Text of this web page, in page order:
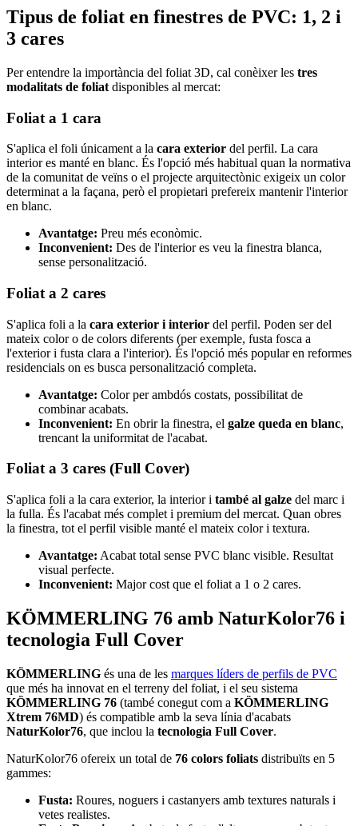
Tipus de foliat en finestres de PVC: 1, 2 i
3 cares
Per entendre la importància del foliat 3D, cal conèixer les tres
modalitats de foliat disponibles al mercat:
Foliat a 1 cara
S'aplica el foli únicament a la cara exterior del perfil. La cara
interior es manté en blanc. És l'opció més habitual quan la normativa
de la comunitat de veïns o el projecte arquitectònic exigeix un color
determinat a la façana, però el propietari prefereix mantenir l'interior
en blanc.
Avantatge: Preu més econòmic.
Inconvenient: Des de l'interior es veu la finestra blanca,
sense personalització.
Foliat a 2 cares
S'aplica foli a la cara exterior i interior del perfil. Poden ser del
mateix color o de colors diferents (per exemple, fusta fosca a
l'exterior i fusta clara a l'interior). És l'opció més popular en reformes
residencials on es busca personalització completa.
Avantatge: Color per ambdós costats, possibilitat de
combinar acabats.
Inconvenient: En obrir la finestra, el galze queda en blanc,
trencant la uniformitat de l'acabat.
Foliat a 3 cares (Full Cover)
S'aplica foli a la cara exterior, la interior i també al galze del marc i
la fulla. És l'acabat més complet i premium del mercat. Quan obres
la finestra, tot el perfil visible manté el mateix color i textura.
Avantatge: Acabat total sense PVC blanc visible. Resultat
visual perfecte.
Inconvenient: Major cost que el foliat a 1 o 2 cares.
KÖMMERLING 76 amb NaturKolor76 i
tecnologia Full Cover
KÖMMERLING és una de les marques líders de perfils de PVC
que més ha innovat en el terreny del foliat, i el seu sistema
KÖMMERLING 76 (també conegut com a KÖMMERLING
Xtrem 76MD) és compatible amb la seva línia d'acabats
NaturKolor76, que inclou la tecnologia Full Cover.
NaturKolor76 ofereix un total de 76 colors foliats distribuïts en 5
gammes:
Fusta: Roures, noguers i castanyers amb textures naturals i
vetes realistes.